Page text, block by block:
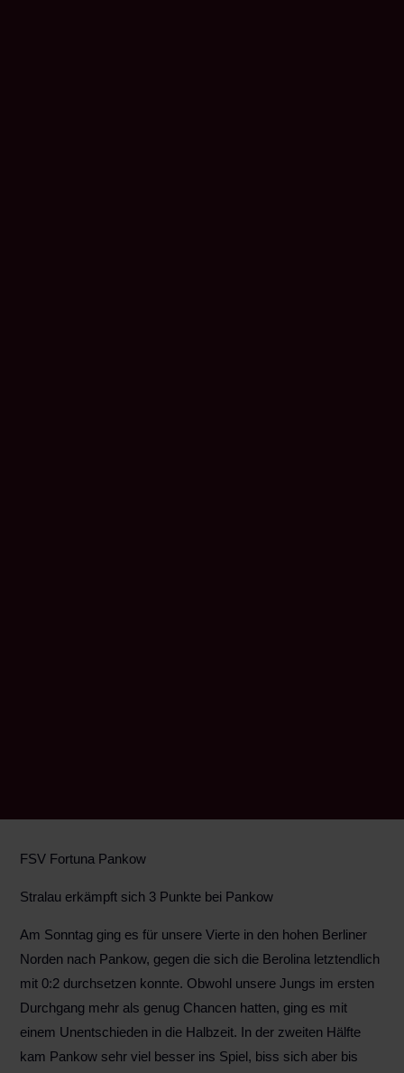
FSV Fortuna Pankow
Stralau erkämpft sich 3 Punkte bei Pankow
Am Sonntag ging es für unsere Vierte in den hohen Berliner
Norden nach Pankow, gegen die sich die Berolina letztendlich
mit 0:2 durchsetzen konnte. Obwohl unsere Jungs im ersten
Durchgang mehr als genug Chancen hatten, ging es mit
einem Unentschieden in die Halbzeit. In der zweiten Hälfte
kam Pankow sehr viel besser ins Spiel, biss sich aber bis